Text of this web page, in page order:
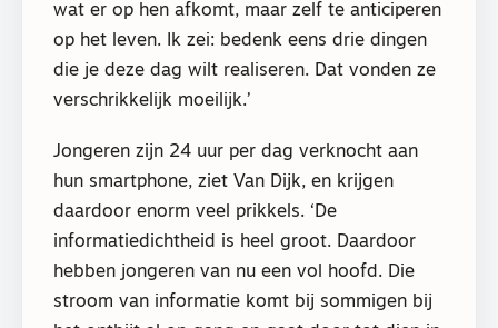
wat er op hen afkomt, maar zelf te anticiperen
op het leven. Ik zei: bedenk eens drie dingen
die je deze dag wilt realiseren. Dat vonden ze
verschrikkelijk moeilijk.’
Jongeren zijn 24 uur per dag verknocht aan
hun smartphone, ziet Van Dijk, en krijgen
daardoor enorm veel prikkels. ‘De
informatiedichtheid is heel groot. Daardoor
hebben jongeren van nu een vol hoofd. Die
stroom van informatie komt bij sommigen bij